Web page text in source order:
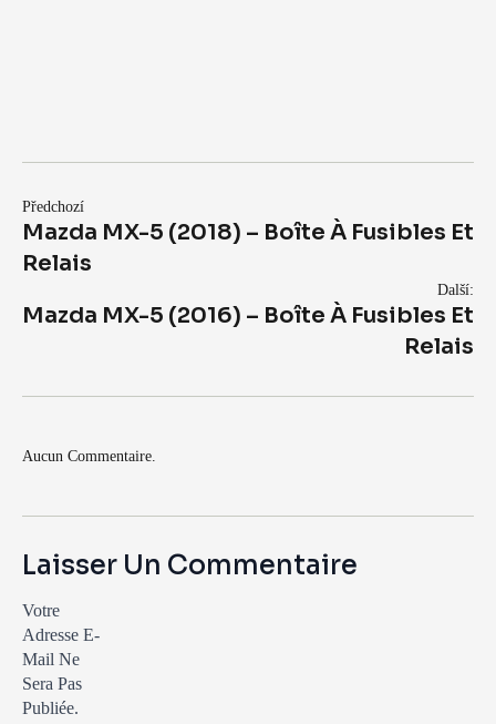
Předchozí
Mazda MX-5 (2018) – Boîte À Fusibles Et
Relais
Další:
Mazda MX-5 (2016) – Boîte À Fusibles Et
Relais
Aucun Commentaire.
Laisser Un Commentaire
Votre
Adresse E-
Mail Ne
Sera Pas
Publiée.